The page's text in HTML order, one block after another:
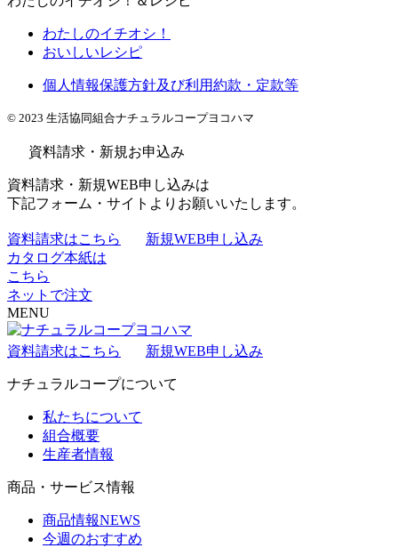
わたしのイチオシ！
おいしいレシピ
個人情報保護方針及び利用約款・定款等
© 2023 生活協同組合ナチュラルコープヨコハマ
資料請求・新規お申込み
資料請求・新規WEB申し込みは
下記フォーム・サイトよりお願いいたします。
資料請求はこちら
新規WEB申し込み
カタログ本紙は
こちら
ネットで注文
MENU
資料請求はこちら 新規WEB申し込み
ナチュラルコープについて
私たちについて
組合概要
生産者情報
商品・サービス情報
商品情報NEWS
今週のおすすめ